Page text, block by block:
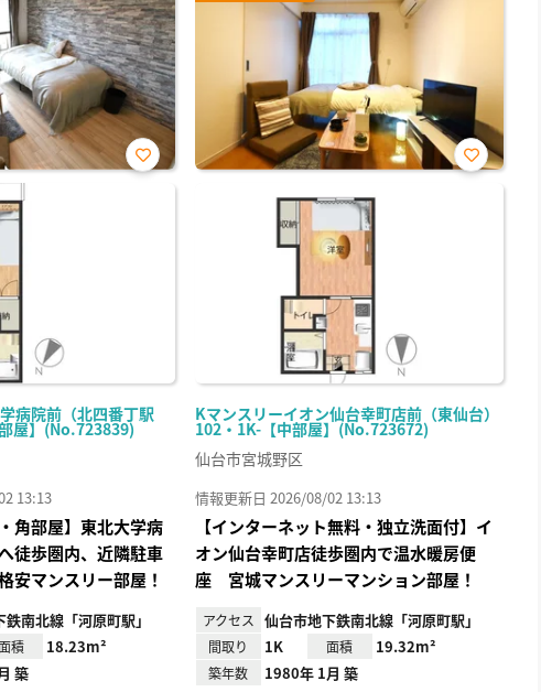
病院前（北四番丁駅
屋】(No.723839)
お気
13:13
角部屋】東北大学病
徒歩圏内、近隣駐車
マンスリー部屋！
南北線「河原町駅」
積 18.23m²
築
Kマンスリーイオン仙台幸町店前（東仙台）
102・1K-【中部屋】(No.723672)
お気
仙台市宮城野区
情報更新日 2026/08/02 13:13
【インターネット無料・独立洗面付】イ
オン仙台幸町店徒歩圏内で温水暖房便
座 宮城マンスリーマンション部屋！
アクセス 仙台市地下鉄南北線「河原町駅」
間取り 1K 面積 19.32m²
築年数 1980年 1月 築